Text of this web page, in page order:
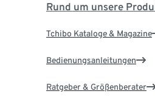
Rund um unsere
Tchibo Kataloge & Magazine
Bedienungsanleitungen
Ratgeber & Größenberater